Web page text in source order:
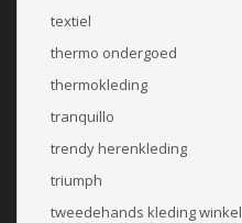
textiel
thermo ondergoed
thermokleding
tranquillo
trendy herenkleding
triumph
tweedehands kleding winkel